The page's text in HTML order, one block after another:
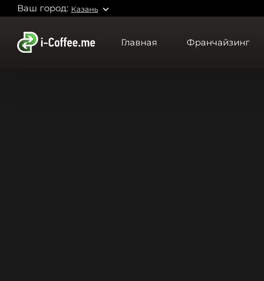
Ваш город: Казань expand_more
Главная Франчайзинг